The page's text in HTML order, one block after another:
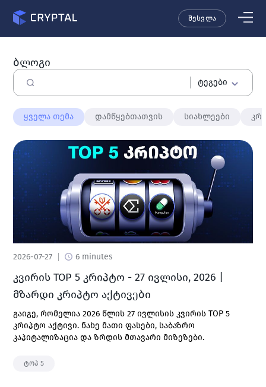
შესვლა
ბლოგი
ტეგები
ყველა თემა დამწყებთათვის სიახლეები
2026-07-27 6 minutes
კვირის TOP 5 კრიპტო - 27 ივლისი, 2026 |
მზარდი კრიპტო აქტივები
გაიგე, რომელია 2026 წლის 27 ივლისის კვირის TOP 5
კრიპტო აქტივი. ნახე მათი ფასები, საბაზრო
კაპიტალიზაცია და ზრდის მთავარი მიზეზები.
ტოპ 5